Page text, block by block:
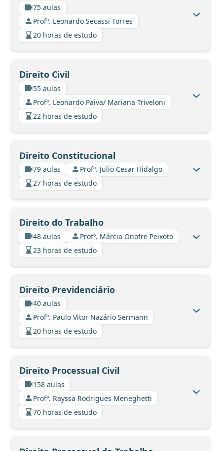
75 aulas
Profº. Leonardo Secassi Torres
20 horas de estudo
Direito Civil
55 aulas
Profº. Leonardo Paiva/ Mariana Triveloni
22 horas de estudo
Direito Constitucional
79 aulas
Profº. Julio Cesar Hidalgo
27 horas de estudo
Direito do Trabalho
48 aulas
Profº. Márcia Onofre Peixoto
23 horas de estudo
Direito Previdenciário
40 aulas
Profº. Paulo Vitor Nazário Sermann
20 horas de estudo
Direito Processual Civil
158 aulas
Profº. Rayssa Rodrigues Meneghetti
70 horas de estudo